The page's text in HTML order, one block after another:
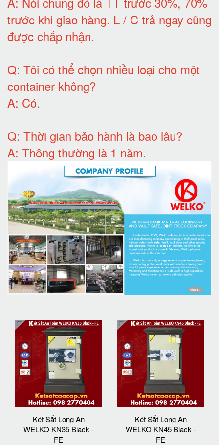
trước khi giao hàng. L / C trả ngay cũng
được chấp nhận.
Q: Tôi có thể chọn nhiều loại cho một
container không?
A: Có.
Q: Thời gian bảo hành là bao lâu?
A: Thông thường là 1 năm.
Két Sắt Long An
WELKO KN35 Black -
FE
Két Sắt Long An
WELKO KN45 Black -
FE